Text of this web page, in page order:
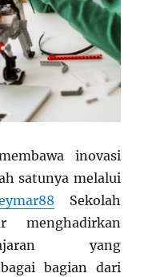
inovasi
satunya melalui
Sekolah
menghadirkan
yang
bagian dari